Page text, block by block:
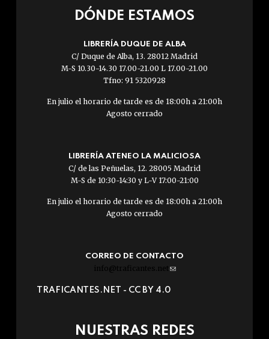
DÓNDE ESTAMOS
LIBRERÍA DUQUE DE ALBA
C/ Duque de Alba, 13. 28012 Madrid
M-S 10.30-14.30 17.00-21.00 L 17.00-21.00
Tfno: 91 5320928
En julio el horario de tarde es de 18:00h a 21:00h
Agosto cerrado
LIBRERÍA ATENEO LA MALICIOSA
C/ de las Peñuelas, 12. 28005 Madrid
M-S de 10:30-14:30 y L-V 17:00-21:00
En julio el horario de tarde es de 18:00h a 21:00h
Agosto cerrado
CORREO DE CONTACTO
info@traficantes.net (link
e-
TRAFICANTES.NET - CC BY 4.0
NUESTRAS REDES